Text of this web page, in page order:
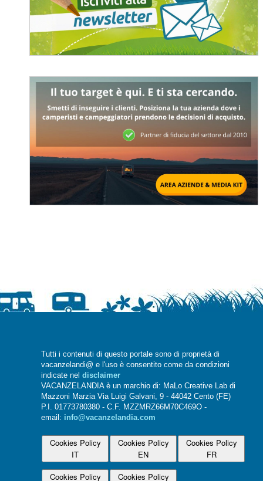
Tutti i contenuti di questo portale sono di proprietà di
vacanzelandi@ e l'uso è consentito come da condizioni
indicate nel disclaimer
VACANZELANDIA è un marchio di: MaLo Creative Lab di
Mazzoni Marzia Via Luigi Galvani, 9 - 44042 Cento (FE)
P.I. 01773780380 - C.F. MZZMRZ66M70C469O -
email: info@vacanzelandia.com
Cookies Policy
IT
Cookies Policy
EN
Cookies Policy
FR
Cookies Policy
Cookies Policy